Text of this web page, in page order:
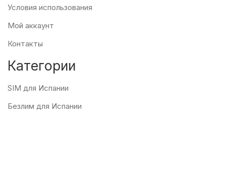
Условия использования
Мой аккаунт
Контакты
Категории
SIM для Испании
Безлим для Испании